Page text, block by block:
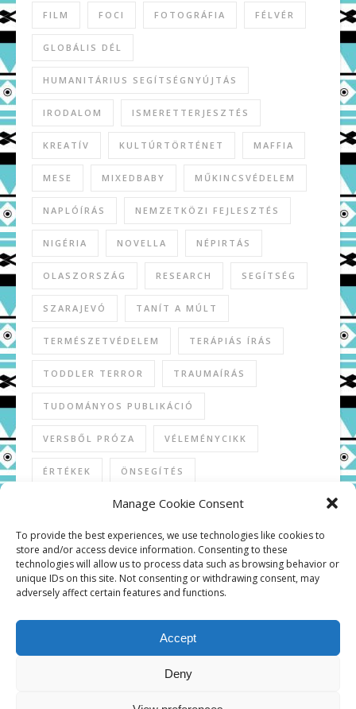
Manage Cookie Consent
To provide the best experiences, we use technologies like cookies to
store and/or access device information. Consenting to these
technologies will allow us to process data such as browsing behavior or
unique IDs on this site. Not consenting or withdrawing consent, may
adversely affect certain features and functions.
Accept
Deny
FILM FOCI FOTOGRÁFIA FÉLVÉR
GLOBÁLIS DÉL
HUMANITÁRIUS SEGÍTSÉGNYÚJTÁS
IRODALOM ISMERETTERJESZTÉS
KREATÍV KULTÚRTÖRTÉNET MAFFIA
MESE MIXEDBABY MŰKINCSVÉDELEM
NAPLÓÍRÁS NEMZETKÖZI FEJLESZTÉS
NIGÉRIA NOVELLA NÉPIRTÁS
OLASZORSZÁG RESEARCH SEGÍTSÉG
SZARAJEVÓ TANÍT A MÚLT
TERMÉSZETVÉDELEM TERÁPIÁS ÍRÁS
TODDLER TERROR TRAUMAÍRÁS
TUDOMÁNYOS PUBLIKÁCIÓ
VERSBŐL PRÓZA VÉLEMÉNYCIKK
ÉRTÉKEK ÖNSEGÍTÉS
KÖZÖSSÉGI MÉDIA